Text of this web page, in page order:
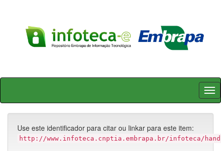
Skip
Use este identificador para citar ou linkar para este item:
http://www.infoteca.cnptia.embrapa.br/infoteca/